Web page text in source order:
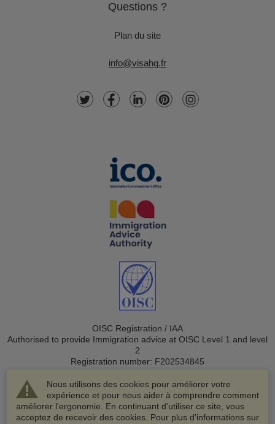
Nous utilisons des cookies pour améliorer votre
expérience et pour nous aider à comprendre comment
améliorer l'ergonomie. En continuant d'utiliser ce site, vous
acceptez de recevoir des cookies. Pour plus d'informations sur
Questions ?
Plan du site
info@visahq.fr
OISC Registration / IAA
Authorised to provide Immigration advice at OISC Level 1 and level
2
Registration number: F202534845